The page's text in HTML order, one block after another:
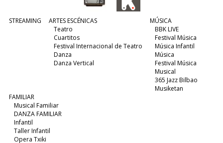
STREAMING
ARTES ESCÉNICAS
Teatro
Cuartitos
Festival Internacional de Teatro
Danza
Danza Vertical
MÚSICA
BBK LIVE
Festival Música
Música Infantil
Música
Festival Música
Musical
365 Jazz Bilbao
Musiketan
FAMILIAR
Musical Familiar
DANZA FAMILIAR
Infantil
Taller Infantil
Opera Txiki